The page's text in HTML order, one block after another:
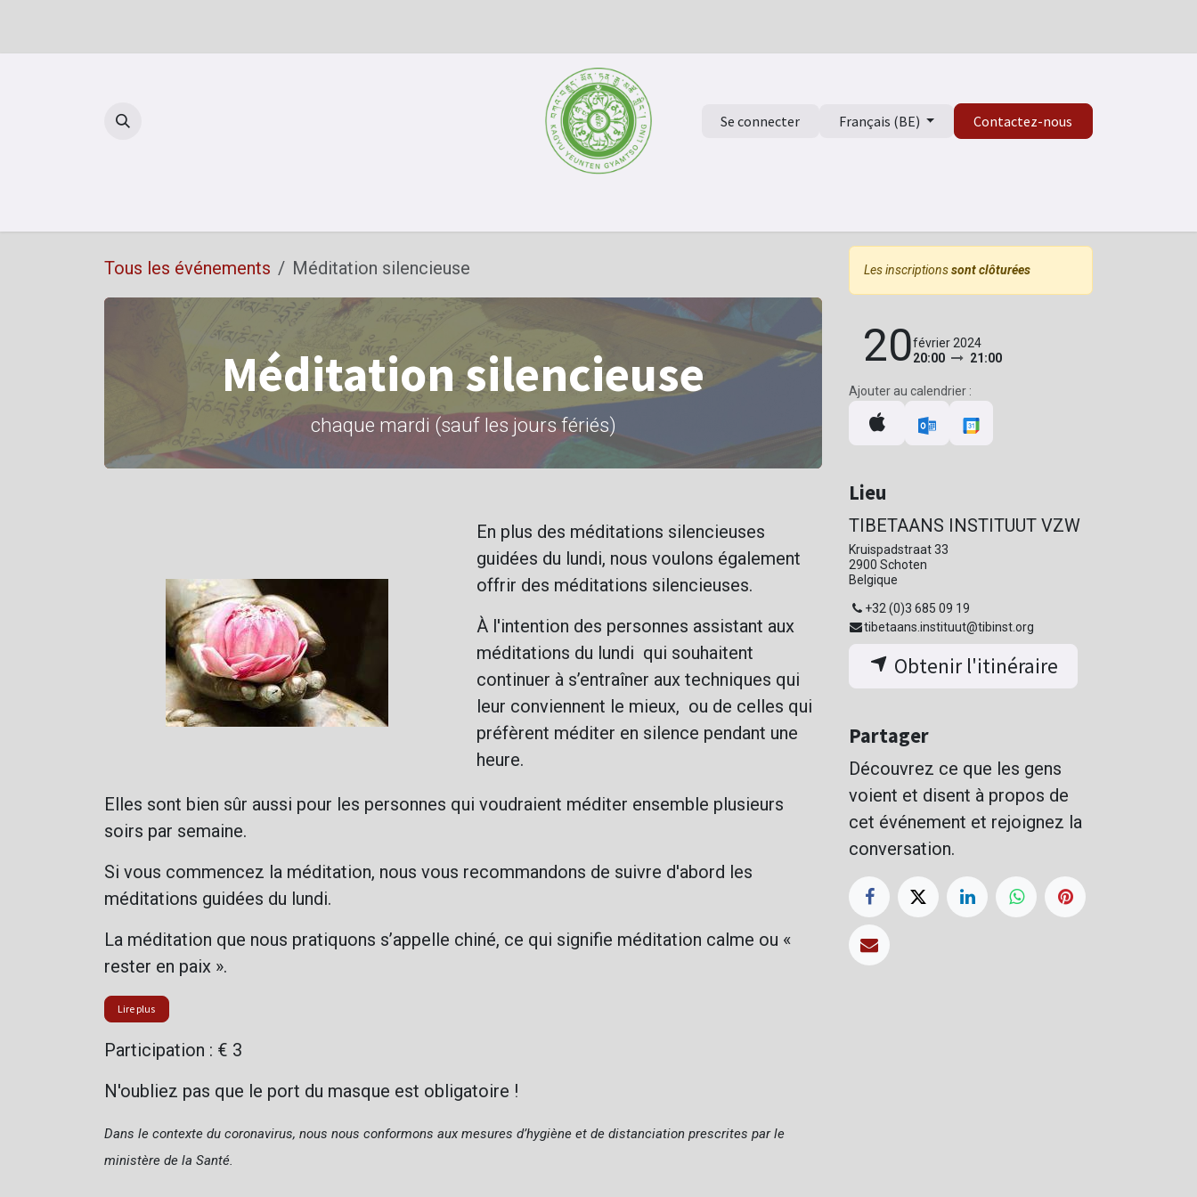
Se connecter Français (BE) Contactez-nous
Tous les événements Méditation silencieuse
Méditation silencieuse
chaque mardi (sauf les jours fériés)
En plus des méditations silencieuses
guidées du lundi, nous voulons également
offrir des méditations silencieuses.
À l'intention des personnes assistant aux
méditations du lundi qui souhaitent
continuer à s’entraîner aux techniques qui
leur conviennent le mieux, ou de celles qui
préfèrent méditer en silence pendant une
heure.
Elles sont bien sûr aussi pour les personnes qui voudraient méditer ensemble plusieurs
soirs par semaine.
Si vous commencez la méditation, nous vous recommandons de suivre d'abord les
méditations guidées du lundi.
La méditation que nous pratiquons s’appelle chiné, ce qui signifie méditation calme ou «
rester en paix ».
Lire plus
Participation : € 3
N'oubliez pas que le port du masque est obligatoire !
Dans le contexte du coronavirus, nous nous conformons aux mesures d’hygiène et de distanciation prescrites par le
ministère de la Santé.
Les inscriptionssont clôturées
20février 2024
20:00
21:00
Ajouter au calendrier :
Lieu
TIBETAANS INSTITUUT VZW
Kruispadstraat 33
2900 Schoten
Belgique
+32 (0)3 685 09 19
tibetaans.instituut@tibinst.org
Obtenir l'itinéraire
Partager
Découvrez ce que les gens
voient et disent à propos de
cet événement et rejoignez la
conversation.